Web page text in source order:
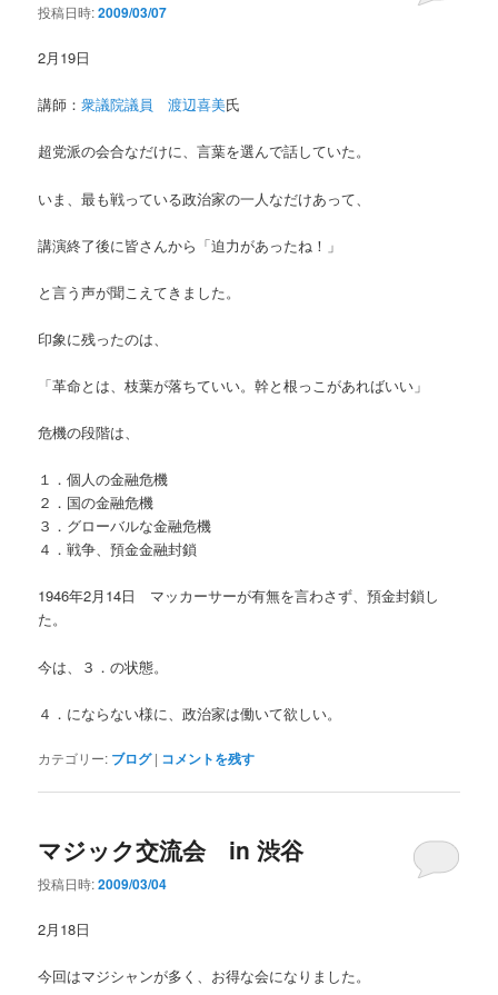
投稿日時:2009/03/07
2月19日
講師：衆議院議員 渡辺喜美氏
超党派の会合なだけに、言葉を選んで話していた。
いま、最も戦っている政治家の一人なだけあって、
講演終了後に皆さんから「迫力があったね！」
と言う声が聞こえてきました。
印象に残ったのは、
「革命とは、枝葉が落ちていい。幹と根っこがあればいい」
危機の段階は、
１．個人の金融危機
２．国の金融危機
３．グローバルな金融危機
４．戦争、預金金融封鎖
1946年2月14日 マッカーサーが有無を言わさず、預金封鎖し
た。
今は、３．の状態。
４．にならない様に、政治家は働いて欲しい。
カテゴリー: ブログ | コメントを残す
マジック交流会 in 渋谷
投稿日時:2009/03/04
2月18日
今回はマジシャンが多く、お得な会になりました。